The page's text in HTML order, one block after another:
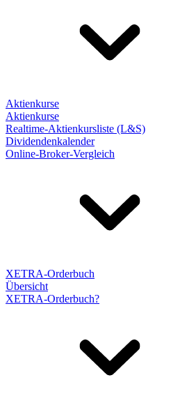
Aktienkurse
Aktienkurse
Realtime-Aktienkursliste (L&S)
Dividendenkalender
Online-Broker-Vergleich
XETRA-Orderbuch
Übersicht
XETRA-Orderbuch?